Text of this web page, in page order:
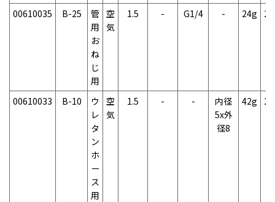
00610035 B-25
管
用
お
ね
じ
用
空
気
1.5 - G1/4 - 24g
00610033 B-10
ウ
レ
タ
ン
ホ
ー
ス
用
空
気
1.5 - -
内径
5x外
径8
42g